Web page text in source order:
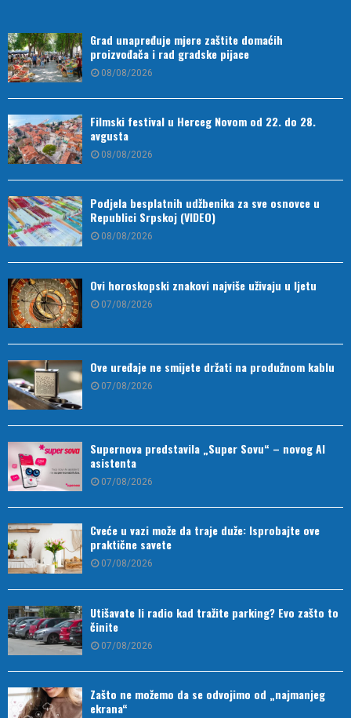
Grad unapređuje mjere zaštite domaćih
proizvođača i rad gradske pijace
08/08/2026
Filmski festival u Herceg Novom od 22. do 28.
avgusta
08/08/2026
Podjela besplatnih udžbenika za sve osnovce u
Republici Srpskoj (VIDEO)
08/08/2026
Ovi horoskopski znakovi najviše uživaju u ljetu
07/08/2026
Ove uređaje ne smijete držati na produžnom kablu
07/08/2026
Supernova predstavila „Super Sovu“ – novog AI
asistenta
07/08/2026
Cveće u vazi može da traje duže: Isprobajte ove
praktične savete
07/08/2026
Utišavate li radio kad tražite parking? Evo zašto to
činite
07/08/2026
Zašto ne možemo da se odvojimo od „najmanjeg
ekrana“